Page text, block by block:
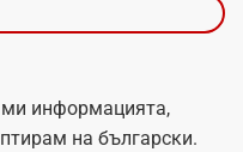
ми информацията,
на български.